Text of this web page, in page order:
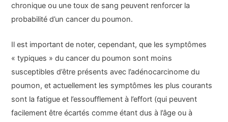
chronique ou une toux de sang peuvent renforcer la
probabilité d’un cancer du poumon.
Il est important de noter, cependant, que les symptômes
« typiques » du cancer du poumon sont moins
susceptibles d’être présents avec l’adénocarcinome du
poumon, et actuellement les symptômes les plus courants
sont la fatigue et l’essoufflement à l’effort (qui peuvent
facilement être écartés comme étant dus à l’âge ou à